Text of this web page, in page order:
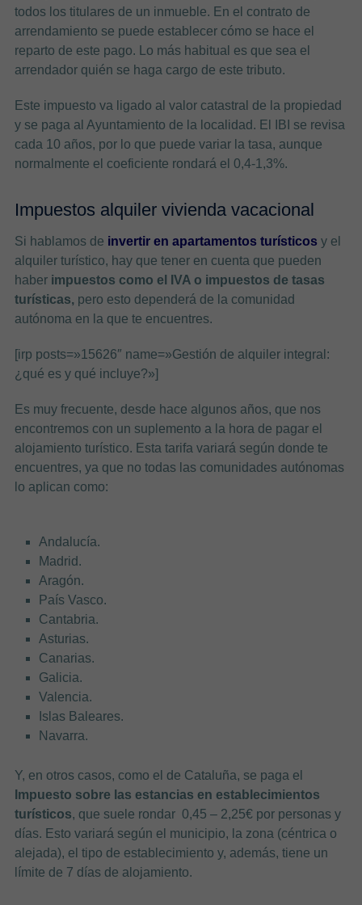
todos los titulares de un inmueble. En el contrato de
arrendamiento se puede establecer cómo se hace el
reparto de este pago. Lo más habitual es que sea el
arrendador quién se haga cargo de este tributo.
Este impuesto va ligado al valor catastral de la propiedad
y se paga al Ayuntamiento de la localidad. El IBI se revisa
cada 10 años, por lo que puede variar la tasa, aunque
normalmente el coeficiente rondará el 0,4-1,3%.
Impuestos alquiler vivienda vacacional
Si hablamos de invertir en apartamentos turísticos y el
alquiler turístico, hay que tener en cuenta que pueden
haber impuestos como el IVA o impuestos de tasas
turísticas,pero esto dependerá de la comunidad
autónoma en la que te encuentres.
[irp posts=»15626″ name=»Gestión de alquiler integral:
¿qué es y qué incluye?»]
Es muy frecuente, desde hace algunos años, que nos
encontremos con un suplemento a la hora de pagar el
alojamiento turístico. Esta tarifa variará según donde te
encuentres, ya que no todas las comunidades autónomas
lo aplican como:
Andalucía.
Madrid.
Aragón.
País Vasco.
Cantabria.
Asturias.
Canarias.
Galicia.
Valencia.
Islas Baleares.
Navarra.
Y, en otros casos, como el de Cataluña, se paga el
Impuesto sobre las estancias en establecimientos
turísticos, que suele rondar 0,45 – 2,25€ por personas y
días. Esto variará según el municipio, la zona (céntrica o
alejada), el tipo de establecimiento y, además, tiene un
límite de 7 días de alojamiento.